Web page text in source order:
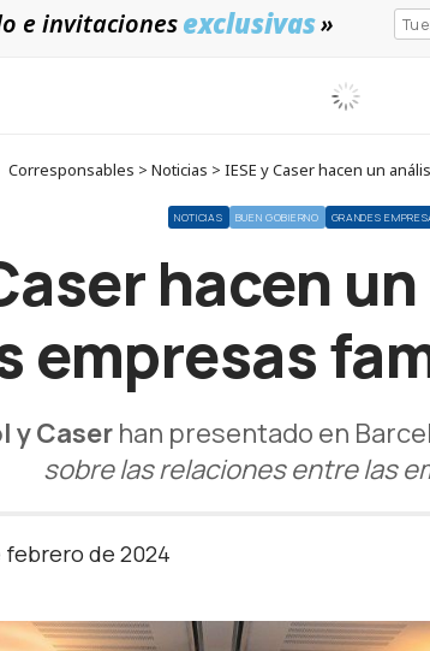
e invitacionesexclusivas»
Corresponsables > Noticias > IESE y Caser hacen un
NOTICIAS BUEN GOBIERNO GRANDES
hacen
empresas
y Caser han presentado en
sobre las relaciones entre las
de 2024